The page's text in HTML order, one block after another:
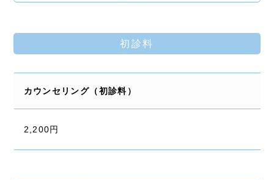
初診料
カウンセリング（初診料）
2,200円